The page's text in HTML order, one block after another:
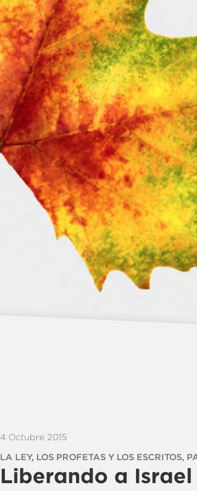
4 Octubre 2015
LA LEY, LOS PROFETAS Y LOS ESCRITOS,
Liberando a Israel